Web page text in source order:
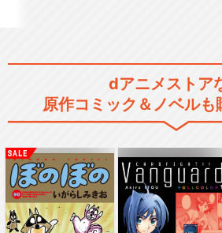
とある
dアニメストア
原作コミック＆ノベルも